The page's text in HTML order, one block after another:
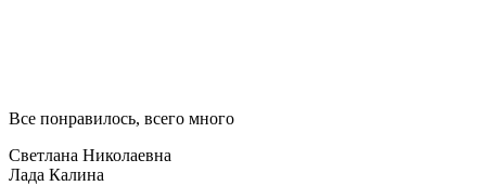
Все понравилось, всего много
Светлана Николаевна
Лада Калина